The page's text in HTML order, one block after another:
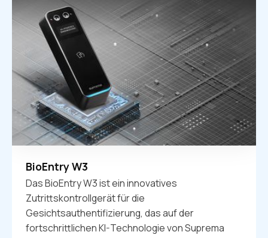
BioEntry W3
Das BioEntry W3 ist ein innovatives
Zutrittskontrollgerät für die
Gesichtsauthentifizierung, das auf der
fortschrittlichen KI-Technologie von Suprema